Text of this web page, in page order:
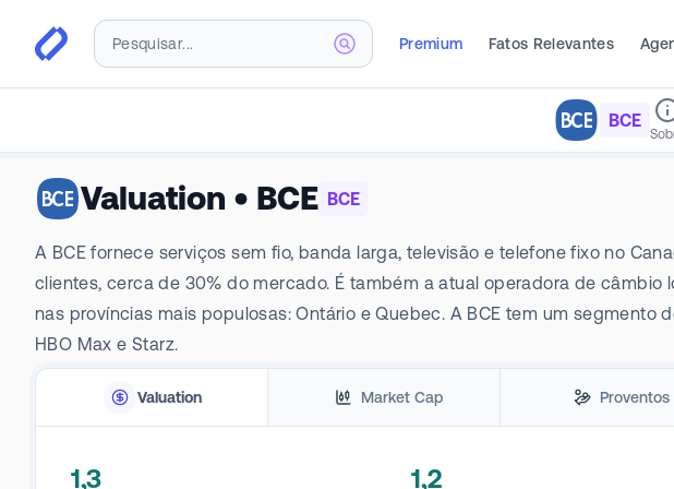
Premium Fatos Relevantes
BCE
Valuation • BCE BCE
A BCE fornece serviços sem fio, banda larga, televisão e telefone fixo no
clientes, cerca de 30% do mercado. É também a atual operadora de
nas províncias mais populosas: Ontário e Quebec. A BCE tem um
HBO Max e Starz.
Valuation Market Cap Proventos
1,3 1,2